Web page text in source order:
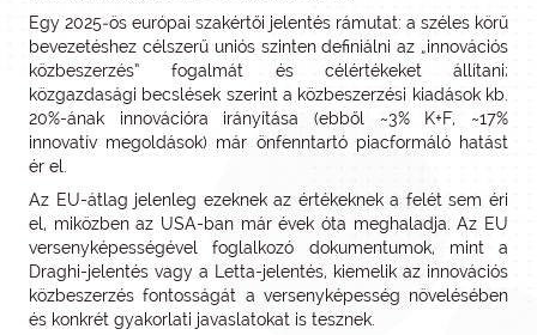
Egy 2025‑ös európai szakértői jelentés rámutat: a széles körű
bevezetéshez célszerű uniós szinten definiálni az „innovációs
közbeszerzés” fogalmát és célértékeket állítani;
közgazdasági becslések szerint a közbeszerzési kiadások kb.
20%-ának innovációra irányítása (ebből ~3% K+F, ~17%
innovatív megoldások) már önfenntartó piacformáló hatást
ér el.
Az EU-átlag jelenleg ezeknek az értékeknek a felét sem éri
el, miközben az USA-ban már évek óta meghaladja. Az EU
versenyképességével foglalkozó dokumentumok, mint a
Draghi-jelentés vagy a Letta-jelentés, kiemelik az innovációs
közbeszerzés fontosságát a versenyképesség növelésében
és konkrét gyakorlati javaslatokat is tesznek.